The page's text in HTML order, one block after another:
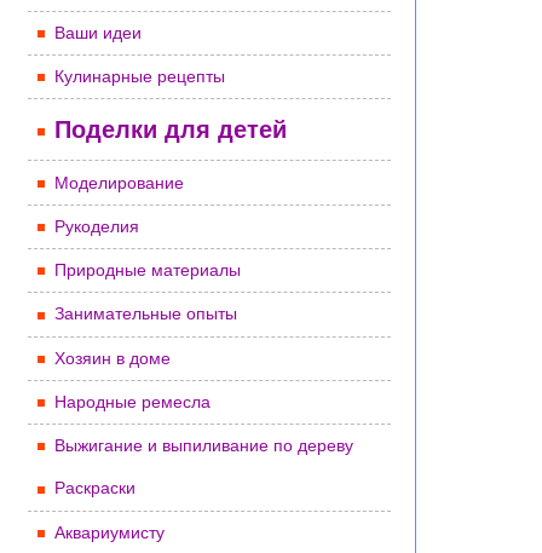
Ваши идеи
Кулинарные рецепты
Поделки для детей
Моделирование
Рукоделия
Природные материалы
Занимательные опыты
Хозяин в доме
Народные ремесла
Выжигание и выпиливание по дереву
Раскраски
Аквариумисту